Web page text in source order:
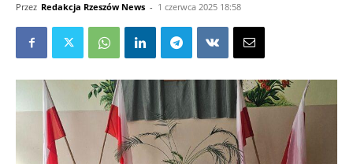
Przez Redakcja Rzeszów News - 1 czerwca 2025 18:58